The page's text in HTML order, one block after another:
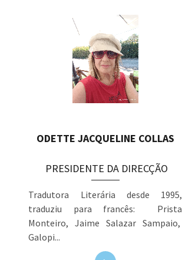
ODETTE JACQUELINE COLLAS
PRESIDENTE DA DIRECÇÃO
Tradutora Literária desde 1995,
traduziu para francês: Prista
Monteiro, Jaime Salazar Sampaio,
Galopi...